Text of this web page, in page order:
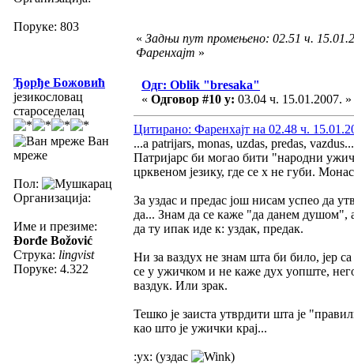
Поруке: 803
« Задњи пут промењено: 02.51 ч.
Фаренхајт »
Ђорђе Божовић
језикословац
староседелац
Ван
мреже
Пол:
Организација:
Име и презиме:
Đorđe Božović
Струка: lingvist
Поруке: 4.322
Одг: Oblik "bresaka"
« Одговор #10 у: 03.04 ч. 15.01.2007. »
Цитирано: Фаренхајт на 02.48 ч.
...a patrijars, monas, uzdas, predas,
Патријарс би могао бити "народни
црквеном језику, где се х не губи.
За уздас и предас још нисам успео да
да... Знам да се каже "да данем
да ту ипак иде к: уздак, предак.
Ни за ваздух не знам шта би било, јер
се у ужичком и не каже дух уопште,
ваздук. Или зрак.
Тешко је заиста утврдити шта је
као што је ужички крај...
:ух: (уздас )